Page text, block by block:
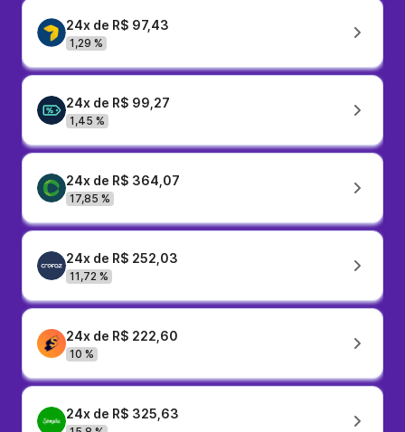
24x de R$ 97,43
1,29 %
24x de R$ 99,27
1,45 %
24x de R$ 364,07
17,85 %
24x de R$ 252,03
11,72 %
24x de R$ 222,60
10 %
24x de R$ 325,63